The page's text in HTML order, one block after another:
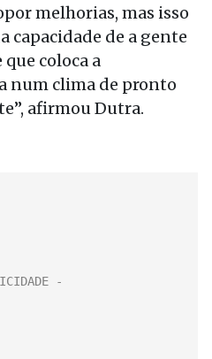
melhorias, mas isso
capacidade de a gente
coloca a
num clima de pronto
afirmou Dutra.